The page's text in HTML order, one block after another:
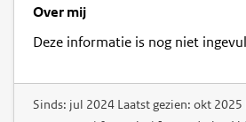
Over mij
Deze informatie is nog niet
Sinds: jul 2024 Laatst gezien: okt 2025